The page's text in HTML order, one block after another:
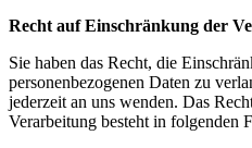
Recht auf Einschränkung der
Sie haben das Recht, die
personenbezogenen Daten zu
jederzeit an uns wenden. Das
Verarbeitung besteht in folgenden